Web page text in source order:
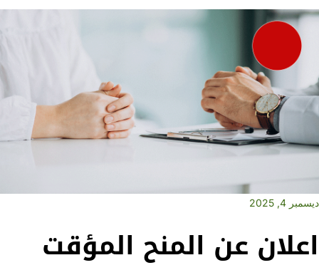
ديسمبر 4, 2025
اعلان عن المنح المؤقت